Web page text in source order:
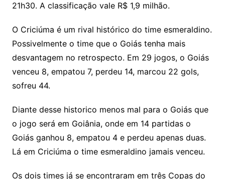
21h30. A classificação vale R$ 1,9 milhão.
O Criciúma é um rival histórico do time esmeraldino.
Possivelmente o time que o Goiás tenha mais
desvantagem no retrospecto. Em 29 jogos, o Goiás
venceu 8, empatou 7, perdeu 14, marcou 22 gols,
sofreu 44.
Diante desse historico menos mal para o Goiás que
o jogo será em Goiânia, onde em 14 partidas o
Goiás ganhou 8, empatou 4 e perdeu apenas duas.
Lá em Criciúma o time esmeraldino jamais venceu.
Os dois times já se encontraram em três Copas do